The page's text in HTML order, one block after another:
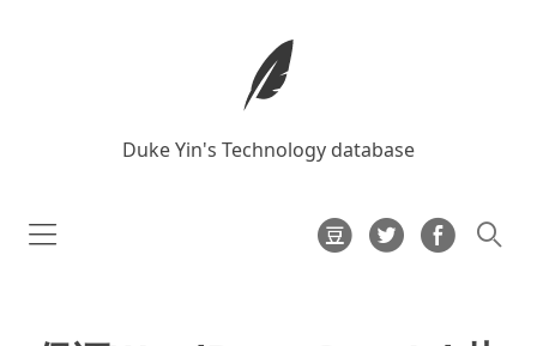
Duke Yin's Technology database